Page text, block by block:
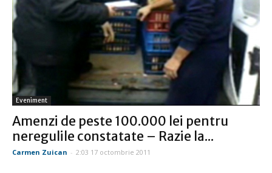
Eveniment
Amenzi de peste 100.000 lei pentru
neregulile constatate – Razie la...
Carmen Zuican - 2:03 17 octombrie 2011